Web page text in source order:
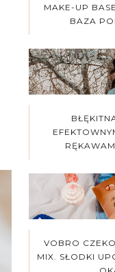
MAKE-UP
BAZA
VOBRO
MIX. SŁODKI